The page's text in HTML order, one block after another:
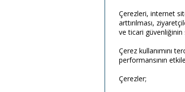
Çerezleri, internet
arttırılması,
ve ticari güvenliğinin
Çerez kullanımını
performansının
Çerezler;